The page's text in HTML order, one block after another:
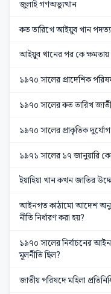
জুলাই গণঅভ্যুত্থান
কত তারিখে আইয়ুব খান
আইয়ুব খানের পর কে
১৯৭০ সালের প্রাদেশিক
১৯৭০ সালের কত তারিখ
১৯৭০ সালের প্রাকৃতিক
১৯৭১ সালের ১৭ জানুয়ারি
ইয়াহিয়া খান কখন জাতির
আইনগত কাঠামো আদেশ
নীতি নির্ধারণ করা হয়?
১৯৭০ সালের নির্বাচনের
মূলনীতি ছিল?
জাতীয় পরিষদে মহিলা